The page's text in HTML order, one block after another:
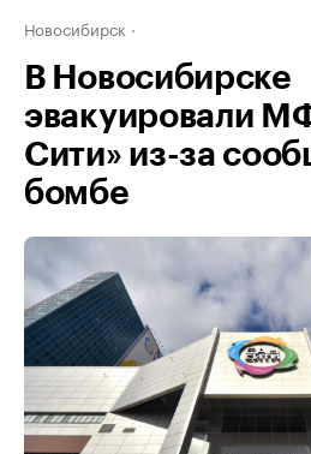
Новосибирск
В Новосибирске
эвакуировали
Сити» из-за
бомбе